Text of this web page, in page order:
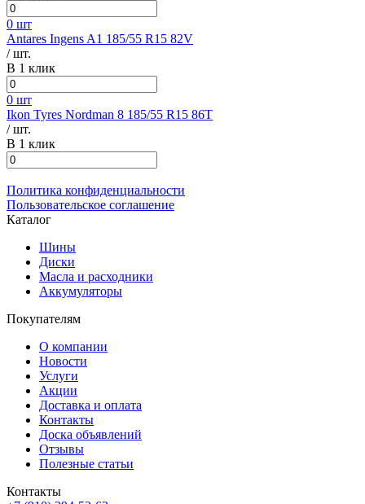
0 шт
Antares Ingens A1 185/55 R15 82V
/ шт.
В 1 клик
0 шт
Ikon Tyres Nordman 8 185/55 R15 86T
/ шт.
В 1 клик
Политика конфиденциальности
Пользовательское соглашение
Каталог
Шины
Диски
Масла и расходники
Аккумуляторы
Покупателям
О компании
Новости
Услуги
Акции
Доставка и оплата
Контакты
Доска объявлений
Отзывы
Полезные статьи
Контакты